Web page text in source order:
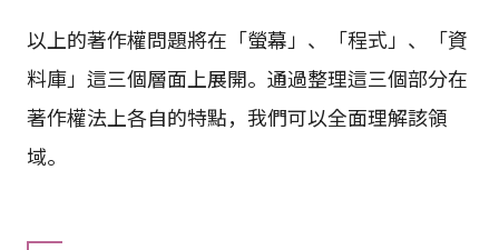
以上的著作權問題將在「螢幕」、「程式」、「資
料庫」這三個層面上展開。通過整理這三個部分在
著作權法上各自的特點，我們可以全面理解該領
域。